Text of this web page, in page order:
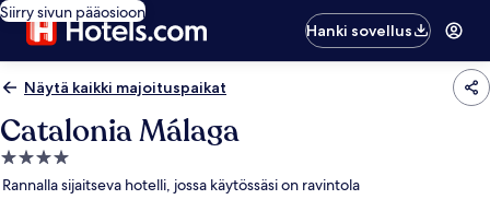
Siirry sivun pääosioon
Hanki sovellus
Näytä kaikki majoituspaikat
Catalonia Málaga
4.0
tähden
Rannalla sijaitseva hotelli, jossa käytössäsi on ravintola